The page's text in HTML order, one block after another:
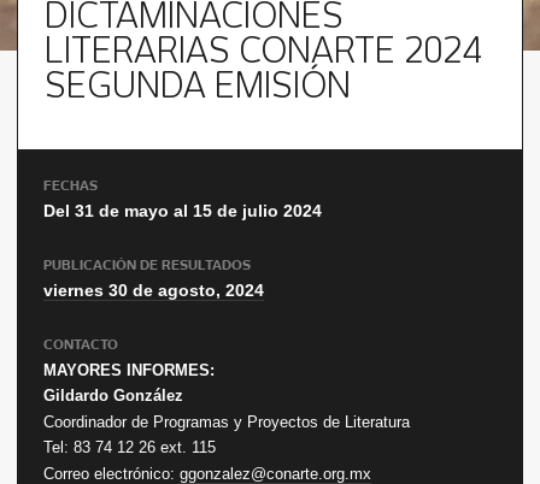
DICTAMINACIONES
LITERARIAS CONARTE 2024
SEGUNDA EMISIÓN
FECHAS
Del 31 de mayo al 15 de julio 2024
PUBLICACIÓN DE RESULTADOS
viernes 30 de agosto, 2024
CONTACTO
MAYORES INFORMES:
Gildardo González
Coordinador de Programas y Proyectos de Literatura
Tel: 83 74 12 26 ext. 115
Correo electrónico:ggonzalez@conarte.org.mx